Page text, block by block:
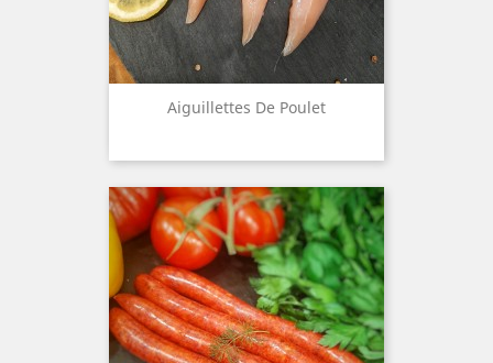
Aiguillettes De Poulet